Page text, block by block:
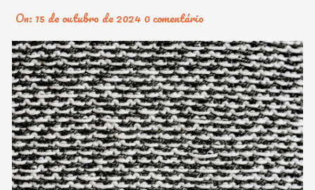
On: 15 de outubro de 2024 0 comentário